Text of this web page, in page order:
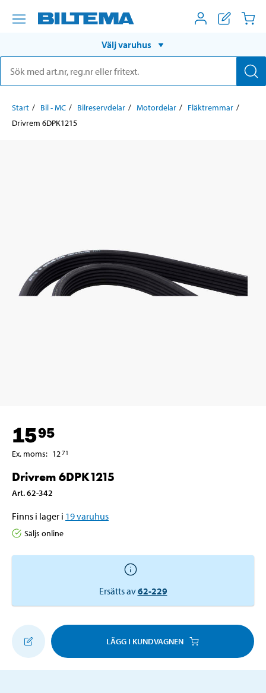
Välj varuhus
Start Bil - MC Bilreservdelar Motordelar
Fläktremmar
Drivrem 6DPK1215
1595
Ex. moms: 1271
Drivrem 6DPK1215
Art.62-342
Finns i lager i 19varuhus
Säljs online
Ersätts av62-229
LÄGG I KUNDVAGNEN